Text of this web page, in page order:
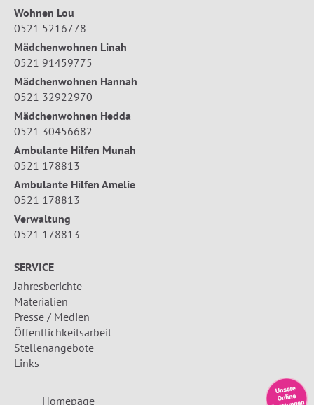
Wohnen Lou
0521 5216778
Mädchenwohnen Linah
0521 91459775
Mädchenwohnen Hannah
0521 32922970
Mädchenwohnen Hedda
0521 30456682
Ambulante Hilfen Munah
0521 178813
Ambulante Hilfen Amelie
0521 178813
Verwaltung
0521 178813
SERVICE
Jahresberichte
Materialien
Presse / Medien
Öffentlichkeitsarbeit
Stellenangebote
Links
Homepage